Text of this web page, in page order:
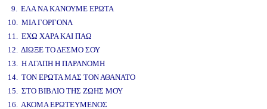
9. ΕΛΑ ΝΑ ΚΑΝΟΥΜΕ ΕΡΩΤΑ
10. ΜΙΑ ΓΟΡΓΟΝΑ
11. ΕΧΩ ΧΑΡΑ ΚΑΙ ΠΑΩ
12. ΔΙΩΞΕ ΤΟ ΔΕΣΜΟ ΣΟΥ
13. Η ΑΓΑΠΗ Η ΠΑΡΑΝΟΜΗ
14. ΤΟΝ ΕΡΩΤΑ ΜΑΣ ΤΟΝ ΑΘΑΝΑΤΟ
15. ΣΤΟ ΒΙΒΛΙΟ ΤΗΣ ΖΩΗΣ ΜΟΥ
16. ΑΚΟΜΑ ΕΡΩΤΕΥΜΕΝΟΣ